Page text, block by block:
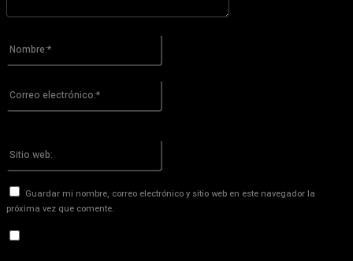
Nombre:*
Correo
Sitio
Guardar mi nombre, correo electrónico y sitio web en este navegador la
próxima vez que comente.